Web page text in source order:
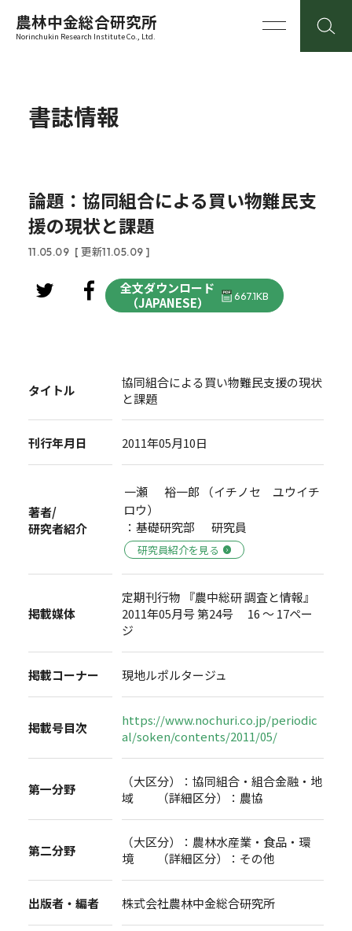
農林中金総合研究所
Norinchukin Research Institute Co., Ltd.
書誌情報
論題：協同組合による買い物難民支
援の現状と課題
11.05.09 [ 更新11.05.09 ]
全文ダウンロード
（JAPANESE）
667.1KB
タイトル
協同組合による買い物難民支援の現状
と課題
刊行年月日 2011年05月10日
著者/
研究者紹介
一瀬 裕一郎 （イチノセ ユウイチ
ロウ）
：基礎研究部 研究員
研究員紹介を見る
掲載媒体
定期刊行物 『農中総研 調査と情報』
2011年05月号 第24号 16 ～ 17ペー
ジ
掲載コーナー 現地ルポルタージュ
掲載号目次
https://www.nochuri.co.jp/periodic
al/soken/contents/2011/05/
第一分野
（大区分）：協同組合・組合金融・地
域 （詳細区分）：農協
第二分野
（大区分）：農林水産業・食品・環
境 （詳細区分）：その他
出版者・編者 株式会社農林中金総合研究所